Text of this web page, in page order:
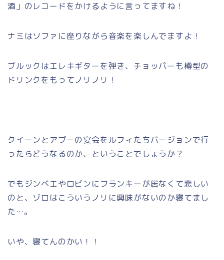
酒」のレコードをかけるように言ってますね！
ナミはソファに座りながら音楽を楽しんでますよ！
ブルックはエレキギターを弾き、チョッパーも樽型の
ドリンクをもってノリノリ！
クイーンとアプーの宴会をルフィたちバージョンで行
ったらどうなるのか、ということでしょうか？
でもジンベエやロビンにフランキーが居なくて悲しい
のと、ゾロはこういうノリに興味がないのか寝てまし
た…。
いや、寝てんのかい！！